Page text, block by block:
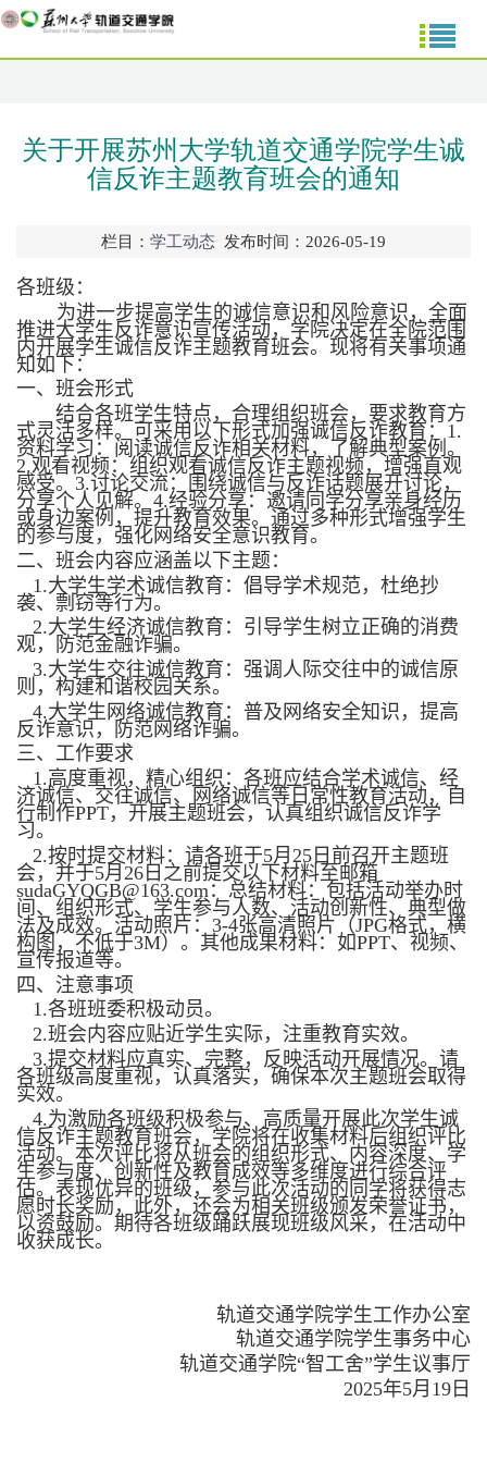
关于开展苏州大学轨道交通学院学生诚
信反诈主题教育班会的通知
栏目： 学工动态 发布时间：2026-05-19
各班级：
为进一步提高学生的诚信意识和风险意识，全面
推进大学生反诈意识宣传活动，学院决定在全院范围
内开展学生诚信反诈主题教育班会。现将有关事项通
知如下：
一、班会形式
结合各班学生特点，合理组织班会，要求教育方
式灵活多样。可采用以下形式加强诚信反诈教育： 1.
资料学习：阅读诚信反诈相关材料，了解典型案例。
2.观看视频：组织观看诚信反诈主题视频，增强直观
感受。 3.讨论交流：围绕诚信与反诈话题展开讨论，
分享个人见解。 4.经验分享：邀请同学分享亲身经历
或身边案例，提升教育效果。通过多种形式增强学生
的参与度，强化网络安全意识教育。
二、班会内容应涵盖以下主题：
1.大学生学术诚信教育：倡导学术规范，杜绝抄
袭、剽窃等行为。
2.大学生经济诚信教育：引导学生树立正确的消费
观，防范金融诈骗。
3.大学生交往诚信教育：强调人际交往中的诚信原
则，构建和谐校园关系。
4.大学生网络诚信教育：普及网络安全知识，提高
反诈意识，防范网络诈骗。
三、工作要求
1.高度重视，精心组织： 各班应结合学术诚信、经
济诚信、交往诚信、网络诚信等日常性教育活动，自
行制作PPT，开展主题班会，认真组织诚信反诈学
习。
2.按时提交材料： 请各班于5月 25 日前召开主题班
会，并于5月 26 日之前提交以下材料至邮箱
sudaGYQGB@163.com ：总结材料：包括活动举办时
间、组织形式、学生参与人数、活动创新性、典型做
法及成效。活动照片： 3-4张高清照片（JPG格式，横
构图，不低于3M）。其他成果材料：如PPT、视频、
宣传报道等。
四、注意事项
1.各班班委积极动员。
2.班会内容应贴近学生实际，注重教育实效。
3.提交材料应真实、完整，反映活动开展情况。请
各班级高度重视，认真落实，确保本次主题班会取得
实效。
4.为激励各班级积极参与、高质量开展此次学生诚
信反诈主题教育班会，学院将在收集材料后组织评比
活动。本次评比将从班会的组织形式、内容深度、学
生参与度、创新性及教育成效等多维度进行综合评
估。表现优异的班级，参与此次活动的同学将获得志
愿时长奖励，此外，还会为相关班级颁发荣誉证书，
以资鼓励。期待各班级踊跃展现班级风采，在活动中
收获成长。
轨道交通学院学生工作办公室
轨道交通学院学生事务中心
轨道交通学院“智工舍”学生议事厅
2025年5月 19 日